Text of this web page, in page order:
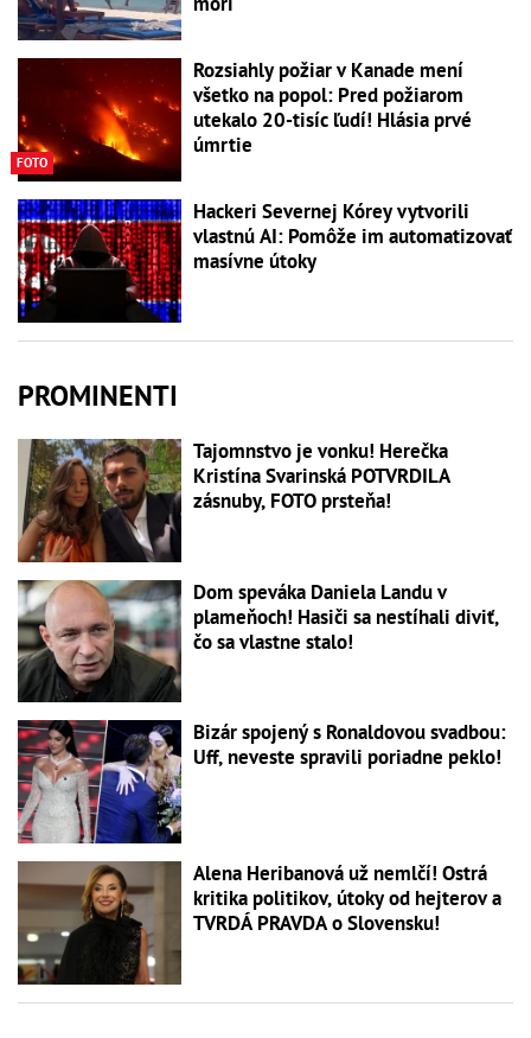
FOTO
Rozsiahly požiar v Kanade mení
všetko na popol: Pred požiarom
utekalo 20-tisíc ľudí! Hlásia prvé
úmrtie
Hackeri Severnej Kórey vytvorili
vlastnú AI: Pomôže im automatizovať
masívne útoky
PROMINENTI
Tajomnstvo je vonku! Herečka
Kristína Svarinská POTVRDILA
zásnuby, FOTO prsteňa!
Dom speváka Daniela Landu v
plameňoch! Hasiči sa nestíhali diviť,
čo sa vlastne stalo!
Bizár spojený s Ronaldovou svadbou:
Uff, neveste spravili poriadne peklo!
Alena Heribanová už nemlčí! Ostrá
kritika politikov, útoky od hejterov a
TVRDÁ PRAVDA o Slovensku!